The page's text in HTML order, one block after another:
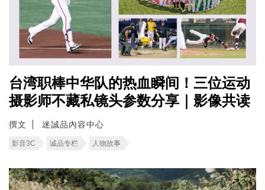
台湾职棒中华队的热血瞬间！三位运动
摄影师不藏私镜头参数分享｜影像共读
撰文 迷誠品內容中心
影音3C 诚品专栏 人物故事